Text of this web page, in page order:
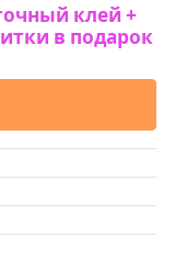
клей +
в подарок